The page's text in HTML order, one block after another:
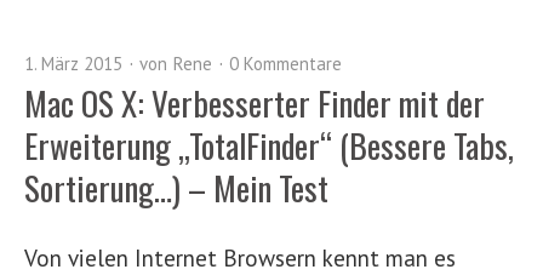
1. März 2015 von Rene 0 Kommentare
Mac OS X: Verbesserter Finder mit der
Erweiterung „TotalFinder“ (Bessere Tabs,
Sortierung…) – Mein Test
Von vielen Internet Browsern kennt man es